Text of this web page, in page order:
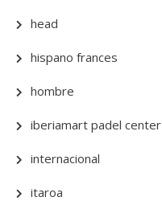
head
hispano frances
hombre
iberiamart padel center
internacional
itaroa